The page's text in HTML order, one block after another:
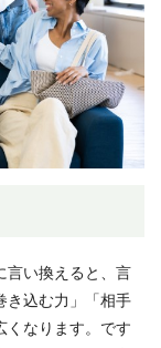
言い換えると、言
き込む力」「相手
くなります。です